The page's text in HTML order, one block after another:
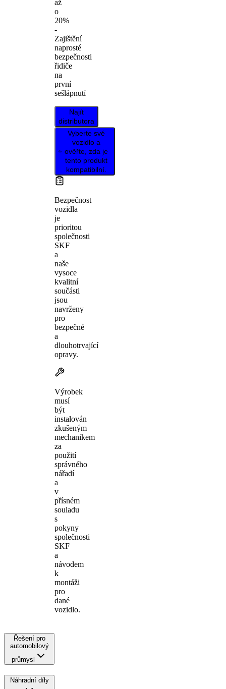
až
o
20%
-
Zajištění
naprosté
bezpečnosti
řidiče
na
první
sešlápnutí
Najít
distributora
Vyberte své
vozidlo a
ověřte, zda je
tento produkt
kompatibilní.
Bezpečnost
vozidla
je
prioritou
společnosti
SKF
a
naše
vysoce
kvalitní
součásti
jsou
navrženy
pro
bezpečné
a
dlouhotrvající
opravy.
Výrobek
musí
být
instalován
zkušeným
mechanikem
za
použití
správného
nářadí
a
v
přísném
souladu
s
pokyny
společnosti
SKF
a
návodem
k
montáži
pro
dané
vozidlo.
Řešení pro
automobilový
průmysl
Náhradní díly